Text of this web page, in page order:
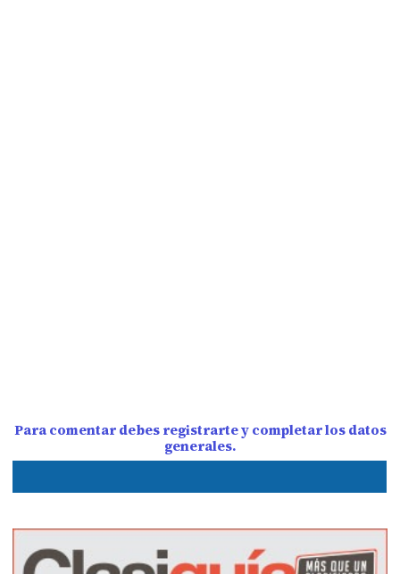
Para comentar debes registrarte y completar los datos
generales.